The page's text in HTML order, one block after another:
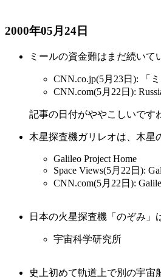
2000年05月24日
ミールの資金難はまだ続いて
CNN.co.jp(5月23日): 「
CNN.com(5月22日):
記事の日付がややこしいです
木星探査機ガリレオは、木星
Galileo Project Home
Space Views(5月22日):
CNN.com(5月22日):
日本の火星探査機「のぞみ」
宇宙科学研究所
史上初めて軌道上で別の宇宙